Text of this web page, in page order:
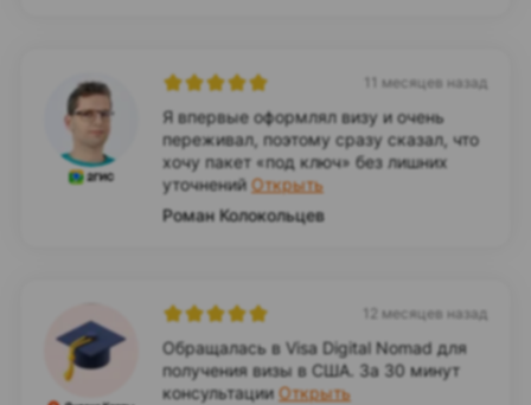
11 месяцев назад
Я впервые оформлял визу и очень
переживал, поэтому сразу сказал, что
хочу пакет «под ключ» без лишних
уточнений Открыть
Роман Колокольцев
12 месяцев назад
Обращалась в Visa Digital Nomad для
получения визы в США. За 30 минут
консультации Открыть